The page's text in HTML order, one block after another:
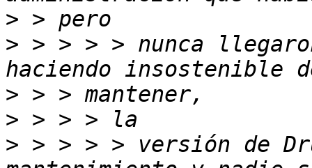
>
> > > > > nunca
>
>
> > > > > versión de